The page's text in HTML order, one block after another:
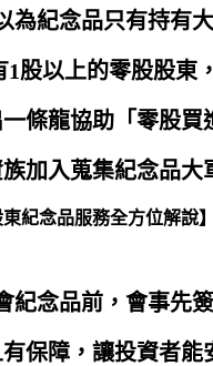
為紀念品只有持有
1股以上的零股股東
條龍協助「零股
加入蒐集紀念品大
紀念品前，會事先
保障，讓投資者能